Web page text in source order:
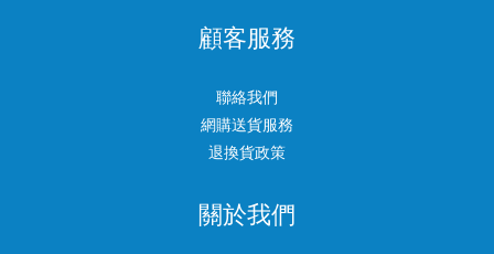
顧客服務
聯絡我們
網購送貨服務
退換貨政策
關於我們